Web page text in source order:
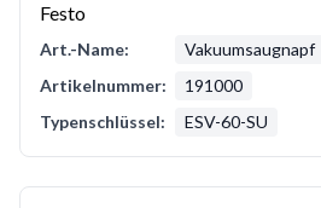
Festo
Art.-Name:
Vakuumsaugnapf
Artikelnummer:
191000
Typenschlüssel:
ESV-60-SU